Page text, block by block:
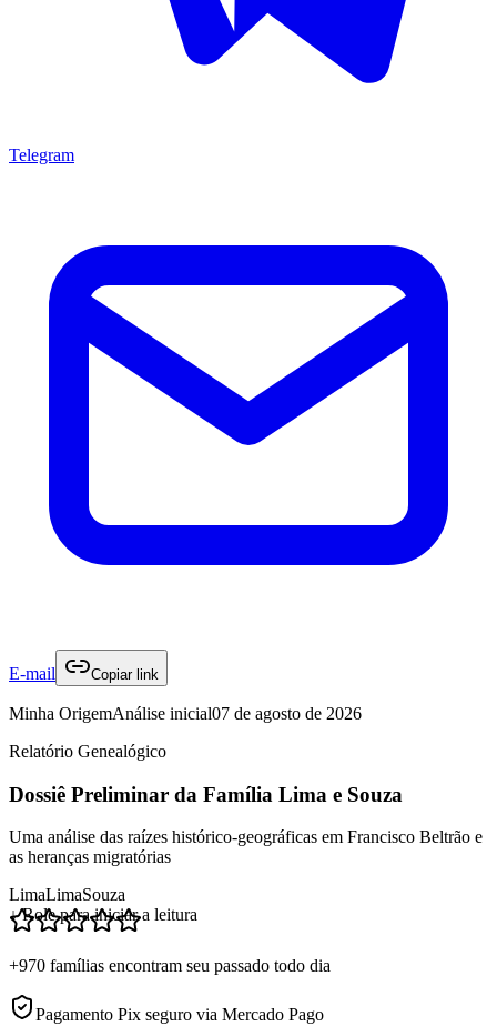
Telegram
E-mail Copiar link
Minha OrigemAnálise inicial07 de agosto de 2026
Relatório Genealógico
Dossiê Preliminar da Família Lima e Souza
Uma análise das raízes histórico-geográficas em Francisco Beltrão e
as heranças migratórias
LimaLimaSouza
↓ Role para iniciar a leitura
+970 famílias encontram seu passado todo dia
Pagamento Pix seguro via Mercado Pago